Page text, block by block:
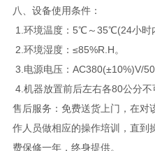
八、设备使用条件：
1.环境温度：5℃～35℃(24小时
2.环境湿度：≤85%R.H。
3.电源电压：AC380(±10%)V/
4.机器放置前后左右各80公分不
售后服务：免费送货上门，在对
作人员做相应的操作培训，直到
费保修一年，终身提供。